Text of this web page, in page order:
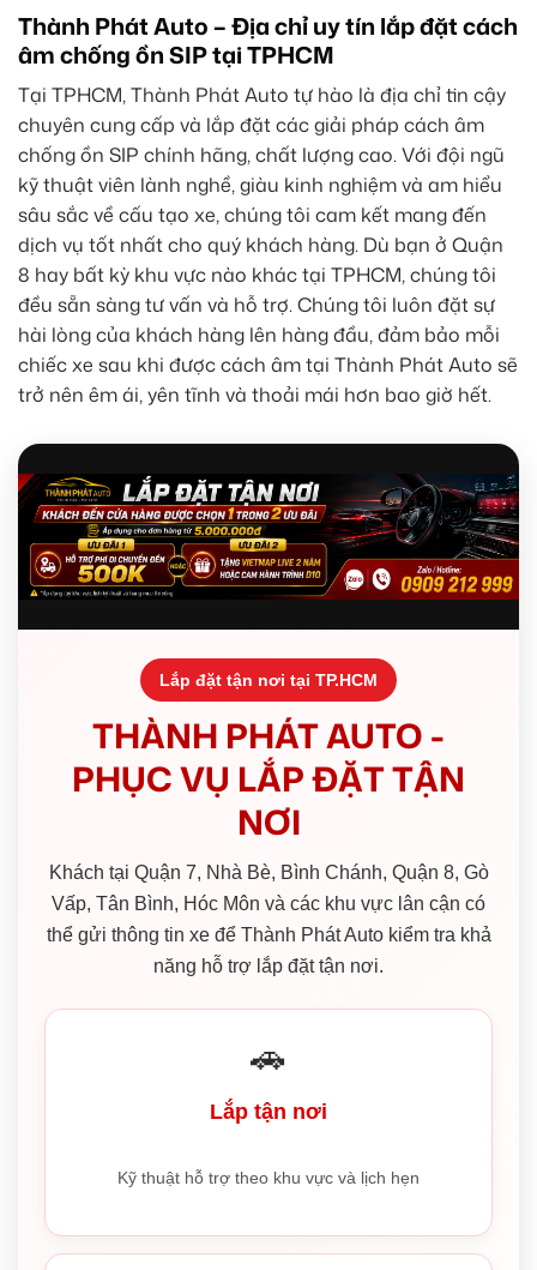
Thành Phát Auto – Địa chỉ uy tín lắp đặt cách
âm chống ồn SIP tại TPHCM
Tại TPHCM, Thành Phát Auto tự hào là địa chỉ tin cậy
chuyên cung cấp và lắp đặt các giải pháp cách âm
chống ồn SIP chính hãng, chất lượng cao. Với đội ngũ
kỹ thuật viên lành nghề, giàu kinh nghiệm và am hiểu
sâu sắc về cấu tạo xe, chúng tôi cam kết mang đến
dịch vụ tốt nhất cho quý khách hàng. Dù bạn ở Quận
8 hay bất kỳ khu vực nào khác tại TPHCM, chúng tôi
đều sẵn sàng tư vấn và hỗ trợ. Chúng tôi luôn đặt sự
hài lòng của khách hàng lên hàng đầu, đảm bảo mỗi
chiếc xe sau khi được cách âm tại Thành Phát Auto sẽ
trở nên êm ái, yên tĩnh và thoải mái hơn bao giờ hết.
Lắp đặt tận nơi tại TP.HCM
THÀNH PHÁT AUTO -
PHỤC VỤ LẮP ĐẶT TẬN
NƠI
Khách tại Quận 7, Nhà Bè, Bình Chánh, Quận 8, Gò
Vấp, Tân Bình, Hóc Môn và các khu vực lân cận có
thể gửi thông tin xe để Thành Phát Auto kiểm tra khả
năng hỗ trợ lắp đặt tận nơi.
🚗
Lắp tận nơi
Kỹ thuật hỗ trợ theo khu vực và lịch hẹn